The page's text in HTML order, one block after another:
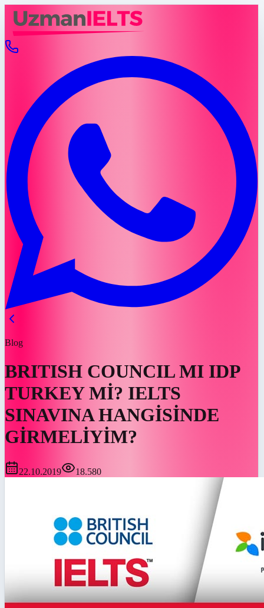
Blog
BRITISH COUNCIL MI IDP
TURKEY Mİ? IELTS
SINAVINA HANGİSİNDE
GİRMELİYİM?
22.10.2019 18.580